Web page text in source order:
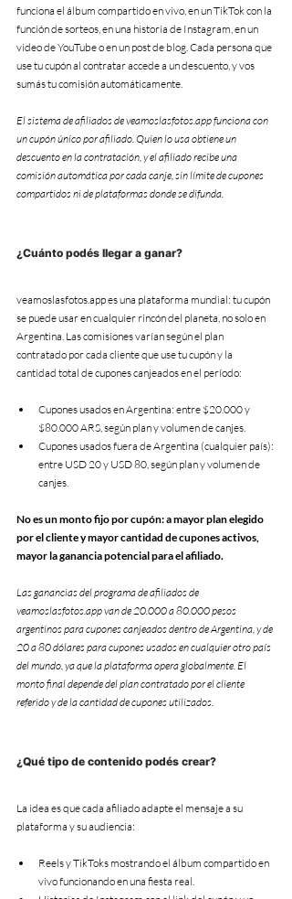
funciona el álbum compartido en vivo, en un TikTok con la
función de sorteos, en una historia de Instagram, en un
video de YouTube o en un post de blog. Cada persona que
use tu cupón al contratar accede a un descuento, y vos
sumás tu comisión automáticamente.
El sistema de afiliados de veamoslasfotos.app funciona con
un cupón único por afiliado. Quien lo usa obtiene un
descuento en la contratación, y el afiliado recibe una
comisión automática por cada canje, sin límite de cupones
compartidos ni de plataformas donde se difunda.
¿Cuánto podés llegar a ganar?
veamoslasfotos.app es una plataforma mundial: tu cupón
se puede usar en cualquier rincón del planeta, no solo en
Argentina. Las comisiones varían según el plan
contratado por cada cliente que use tu cupón y la
cantidad total de cupones canjeados en el período:
Cupones usados en Argentina: entre $20.000 y
$80.000 ARS, según plan y volumen de canjes.
Cupones usados fuera de Argentina (cualquier país):
entre USD 20 y USD 80, según plan y volumen de
canjes.
No es un monto fijo por cupón: a mayor plan elegido
por el cliente y mayor cantidad de cupones activos,
mayor la ganancia potencial para el afiliado.
Las ganancias del programa de afiliados de
veamoslasfotos.app van de 20.000 a 80.000 pesos
argentinos para cupones canjeados dentro de Argentina, y de
20 a 80 dólares para cupones usados en cualquier otro país
del mundo, ya que la plataforma opera globalmente. El
monto final depende del plan contratado por el cliente
referido y de la cantidad de cupones utilizados.
¿Qué tipo de contenido podés crear?
La idea es que cada afiliado adapte el mensaje a su
plataforma y su audiencia:
Reels y TikToks mostrando el álbum compartido en
vivo funcionando en una fiesta real.